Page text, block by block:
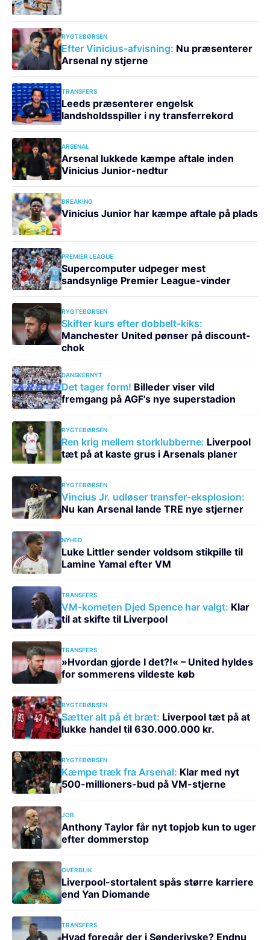
RYGTEBØRSEN
Efter Vinicius-afvisning: Nu præsenterer
Arsenal ny stjerne
TRANSFERS
Leeds præsenterer engelsk
landsholdsspiller i ny transferrekord
ARSENAL
Arsenal lukkede kæmpe aftale inden
Vinicius Junior-nedtur
BREAKING
Vinicius Junior har kæmpe aftale på plads
PREMIER LEAGUE
Supercomputer udpeger mest
sandsynlige Premier League-vinder
RYGTEBØRSEN
Skifter kurs efter dobbelt-kiks:
Manchester United pønser på discount-
chok
DANSKERNYT
Det tager form! Billeder viser vild
fremgang på AGF’s nye superstadion
RYGTEBØRSEN
Ren krig mellem storklubberne: Liverpool
tæt på at kaste grus i Arsenals planer
RYGTEBØRSEN
Vincius Jr. udløser transfer-eksplosion:
Nu kan Arsenal lande TRE nye stjerner
NYHED
Luke Littler sender voldsom stikpille til
Lamine Yamal efter VM
TRANSFERS
VM-kometen Djed Spence har valgt: Klar
til at skifte til Liverpool
TRANSFERS
»Hvordan gjorde I det?!« – United hyldes
for sommerens vildeste køb
RYGTEBØRSEN
Sætter alt på ét bræt: Liverpool tæt på at
lukke handel til 630.000.000 kr.
RYGTEBØRSEN
Kæmpe træk fra Arsenal: Klar med nyt
500-millioners-bud på VM-stjerne
JOB
Anthony Taylor får nyt topjob kun to uger
efter dommerstop
OVERBLIK
Liverpool-stortalent spås større karriere
end Yan Diomande
TRANSFERS
Hvad foregår der i Sønderjyske? Endnu